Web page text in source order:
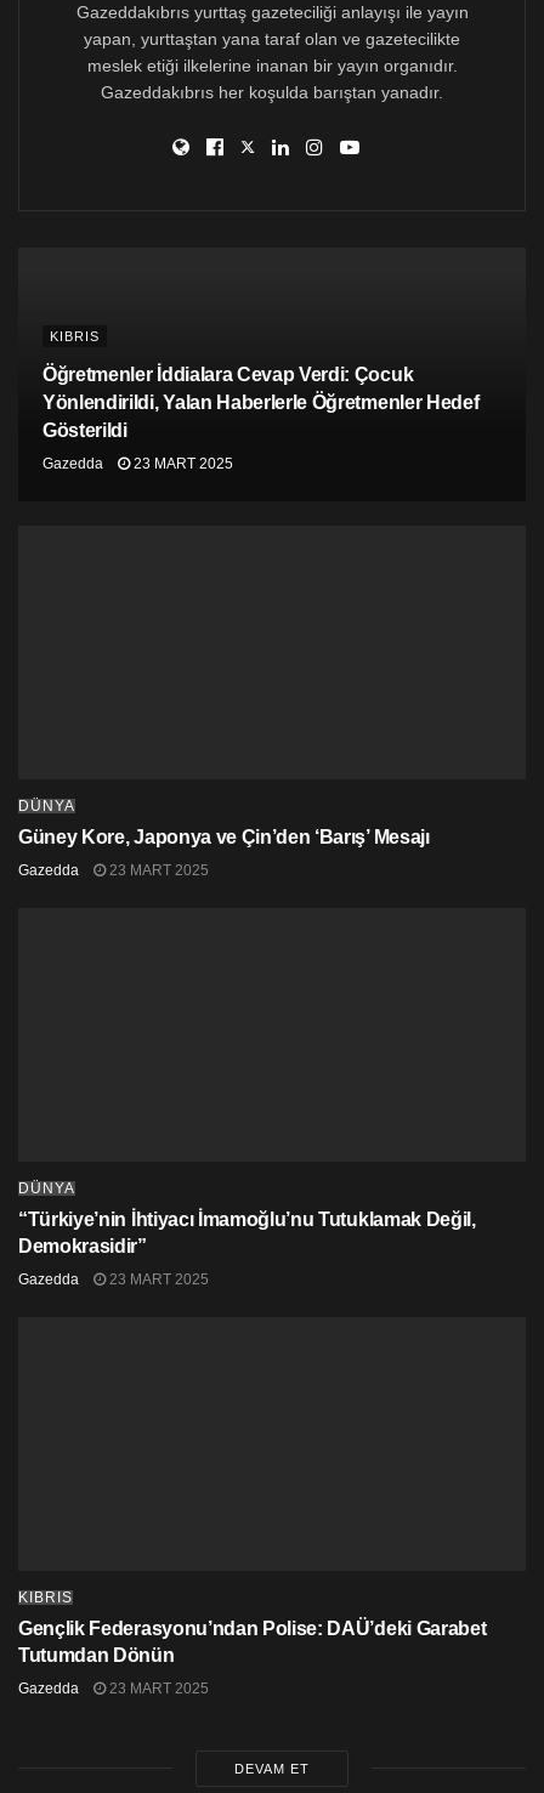
Gazeddakıbrıs yurttaş gazeteciliği anlayışı ile yayın
yapan, yurttaştan yana taraf olan ve gazetecilikte
meslek etiği ilkelerine inanan bir yayın organıdır.
Gazeddakıbrıs her koşulda barıştan yanadır.
KIBRIS
Öğretmenler İddialara Cevap Verdi: Çocuk
Yönlendirildi, Yalan Haberlerle Öğretmenler Hedef
Gösterildi
Gazedda 23 MART 2025
DÜNYA
Güney Kore, Japonya ve Çin’den ‘Barış’ Mesajı
Gazedda 23 MART 2025
DÜNYA
“Türkiye’nin İhtiyacı İmamoğlu’nu Tutuklamak Değil,
Demokrasidir”
Gazedda 23 MART 2025
KIBRIS
Gençlik Federasyonu’ndan Polise: DAÜ’deki Garabet
Tutumdan Dönün
Gazedda 23 MART 2025
DEVAM ET